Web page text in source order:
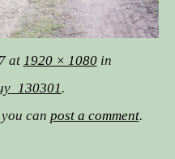
at 1920 × 1080in
.
can post a comment.